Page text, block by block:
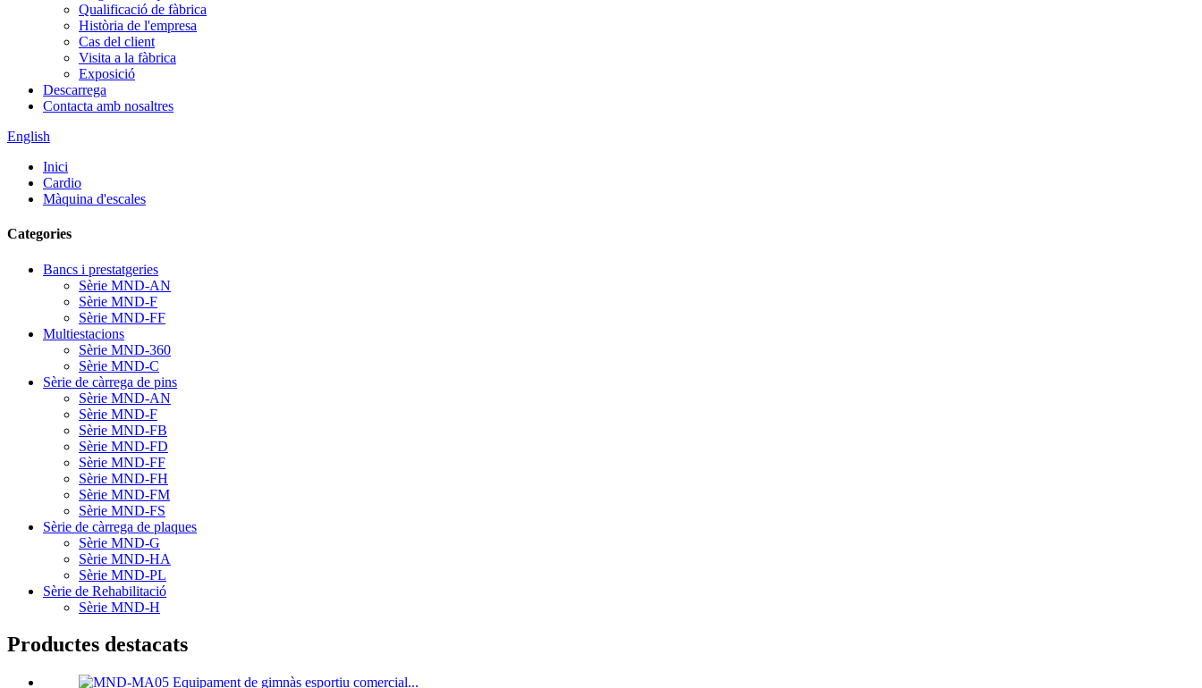
Qualificació de fàbrica
Història de l'empresa
Cas del client
Visita a la fàbrica
Exposició
Descarrega
Contacta amb nosaltres
English
Inici
Cardio
Màquina d'escales
Categories
Bancs i prestatgeries
Sèrie MND-AN
Sèrie MND-F
Sèrie MND-FF
Multiestacions
Sèrie MND-360
Sèrie MND-C
Sèrie de càrrega de pins
Sèrie MND-AN
Sèrie MND-F
Sèrie MND-FB
Sèrie MND-FD
Sèrie MND-FF
Sèrie MND-FH
Sèrie MND-FM
Sèrie MND-FS
Sèrie de càrrega de plaques
Sèrie MND-G
Sèrie MND-HA
Sèrie MND-PL
Sèrie de Rehabilitació
Sèrie MND-H
Productes destacats